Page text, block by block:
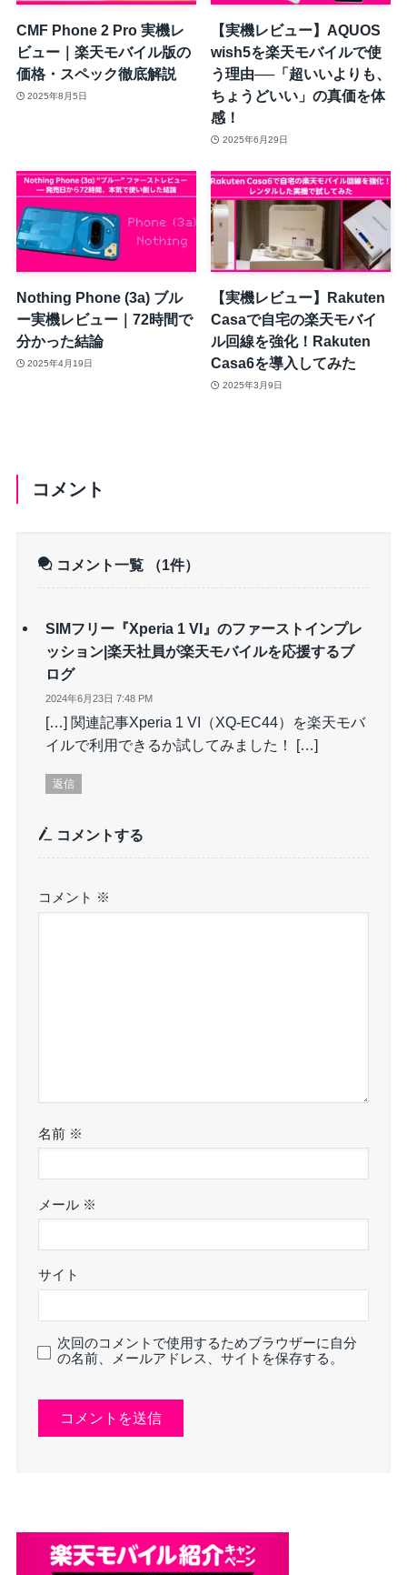
CMF Phone 2 Pro 実機レ
ビュー｜楽天モバイル版の
価格・スペック徹底解説
2025年8月5日
【実機レビュー】AQUOS
wish5を楽天モバイルで使
う理由──「超いいよりも、
ちょうどいい」の真価を体
感！
2025年6月29日
Nothing Phone (3a) ブル
ー実機レビュー｜72時間で
分かった結論
2025年4月19日
【実機レビュー】Rakuten
Casaで自宅の楽天モバイ
ル回線を強化！Rakuten
Casa6を導入してみた
2025年3月9日
コメント
コメント一覧 （1件）
SIMフリー『Xperia 1 VI』のファーストインプレ
ッション|楽天社員が楽天モバイルを応援するブ
ログ
2024年6月23日 7:48 PM
[…] 関連記事Xperia 1 VI（XQ-EC44）を楽天モバ
イルで利用できるか試してみました！ […]
返信
コメントする
コメント ※
名前 ※
メール ※
サイト
次回のコメントで使用するためブラウザーに自分
の名前、メールアドレス、サイトを保存する。